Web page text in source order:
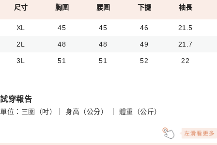
尺寸 胸圍 腰圍 下擺 袖長
XL 45 45 46 21.5
2L 48 48 49 21.7
3L 51 51 52 22
試穿報告
單位：三圍（吋）｜ 身高（公分） ｜ 體重（公斤）